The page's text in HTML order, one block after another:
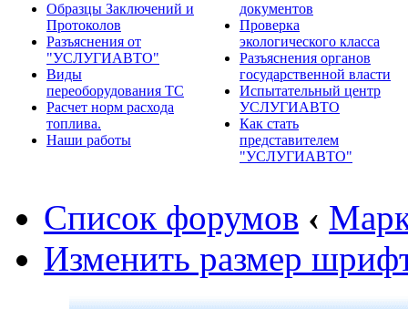
Образцы Заключений и
Протоколов
Разъяснения от
"УСЛУГИАВТО"
Виды
переоборудования ТС
Расчет норм расхода
топлива.
Наши работы
документов
Проверка
экологического класса
Разъяснения органов
государственной власти
Испытательный центр
УСЛУГИАВТО
Как стать
представителем
"УСЛУГИАВТО"
Список форумов ‹
Изменить размер